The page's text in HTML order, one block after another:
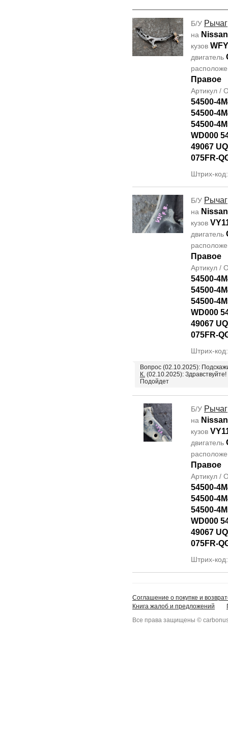
Б/У Рычаг
на
кузов
двигатель
Правое
Артикул /
54500-
54500-
54500-
WD000
49067
075FR-
Штрих-
Б/У Рычаг
на
кузов
двигатель
Правое
Артикул /
54500-
54500-
54500-
WD000
49067
075FR-
Штрих-
Вопрос (02.10.2025):
К. (02.10.2025): Здравствуйте!
Подойдет
Б/У Рычаг
на
кузов
двигатель
Правое
Артикул /
54500-
54500-
54500-
WD000
49067
075FR-
Штрих-
Соглашение о покупке и
Книга жалоб и предложений
Все права защищены ©